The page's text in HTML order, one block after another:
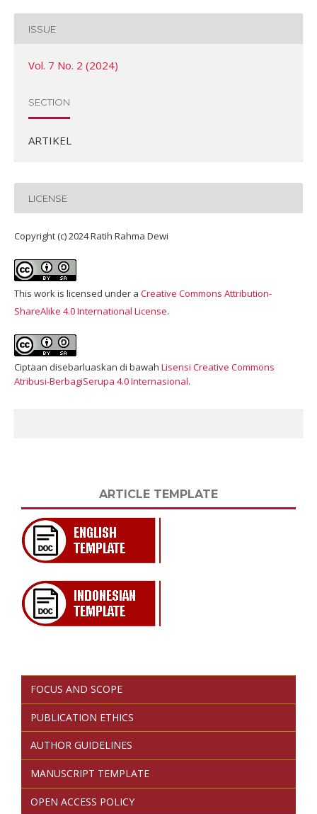
ISSUE
Vol. 7 No. 2 (2024)
SECTION
ARTIKEL
LICENSE
Copyright (c) 2024 Ratih Rahma Dewi
This work is licensed under a Creative Commons Attribution-
ShareAlike 4.0 International License.
Ciptaan disebarluaskan di bawah Lisensi Creative Commons
Atribusi-BerbagiSerupa 4.0 Internasional.
ARTICLE TEMPLATE
FOCUS AND SCOPE
PUBLICATION ETHICS
AUTHOR GUIDELINES
MANUSCRIPT TEMPLATE
OPEN ACCESS POLICY